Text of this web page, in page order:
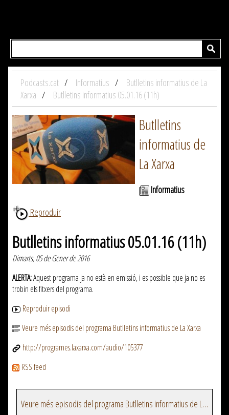
Podcasts.cat Informatius
Butlletins informatius de La
Xarxa
Butlletins informatius 05.01.16 (11h)
Butlletins
informatius de
La Xarxa
Informatius
Reproduir
Butlletins informatius 05.01.16 (11h)
Dimarts, 05 de Gener de 2016
ALERTA:Aquest programa ja no està en emissió, i es possible que ja no es
trobin els fitxers del programa.
Reproduir episodi
Veure més episodis del programa Butlletins informatius de La Xarxa
http://programes.laxarxa.com/audio/105377
RSS feed
Veure més episodis del programa Butlletins informatius de La Xarxa